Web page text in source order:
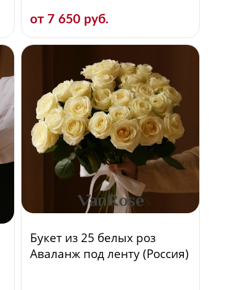
от 7 650 руб.
Букет из 25 белых роз
Аваланж под ленту (Россия)